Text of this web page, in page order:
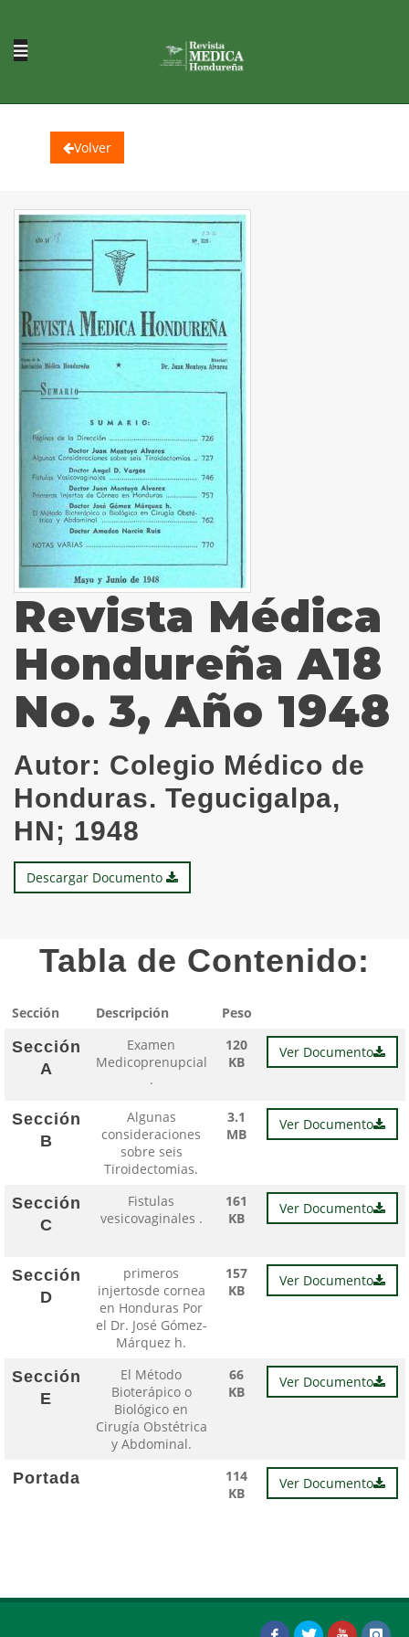
Volver
Revista Médica
Hondureña A18
No. 3, Año 1948
Autor: Colegio Médico de
Honduras. Tegucigalpa,
HN; 1948
Descargar Documento
Tabla de Contenido:
Sección Descripción Peso
Sección
A
Examen
Medicoprenupcial
.
120
KB
Ver Documento
Sección
B
Algunas
consideraciones
sobre seis
Tiroidectomias.
3.1
MB
Ver Documento
Sección
C
Fistulas
vesicovaginales .
161
KB
Ver Documento
Sección
D
primeros
injertosde cornea
en Honduras Por
el Dr. José Gómez-
Márquez h.
157
KB
Ver Documento
Sección
E
El Método
Bioterápico o
Biológico en
Cirugía Obstétrica
y Abdominal.
66
KB
Ver Documento
Portada
114
KB
Ver Documento